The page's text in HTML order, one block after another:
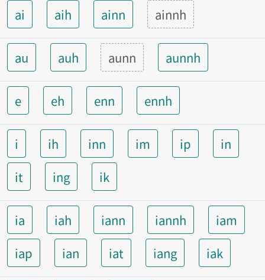
ai aih ainn ainnh
au auh aunn aunnh
e eh enn ennh
i ih inn im ip
in
it
ing ik
ia iah iann iannh
iam
iap
ian iat iang iak